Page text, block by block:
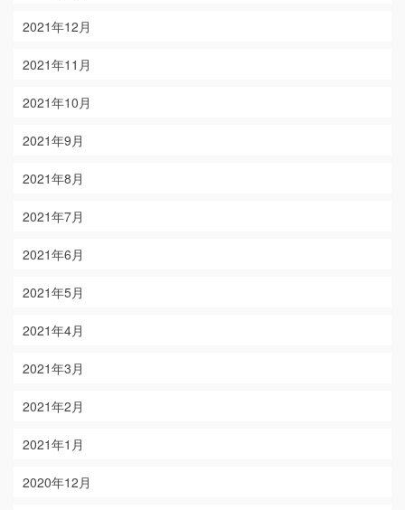
2021年12月
2021年11月
2021年10月
2021年9月
2021年8月
2021年7月
2021年6月
2021年5月
2021年4月
2021年3月
2021年2月
2021年1月
2020年12月